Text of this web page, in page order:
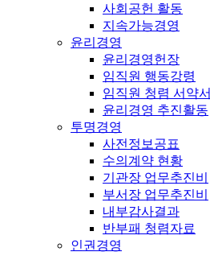
사회공헌 활동
지속가능경영
윤리경영
윤리경영헌장
임직원 행동강령
임직원 청렴 서약서
윤리경영 추진활동
투명경영
사전정보공표
수의계약 현황
기관장 업무추진비
부서장 업무추진비
내부감사결과
반부패 청렴자료
인권경영